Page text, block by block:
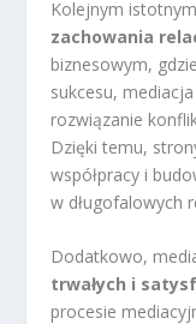
Kolejnym
zachowania
biznesowym,
sukcesu,
rozwiązanie
Dzięki temu,
współpracy i
w długofalowych
Dodatkowo,
trwałych i
procesie